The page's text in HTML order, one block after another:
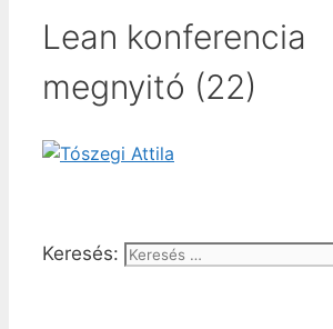
Lean konferencia
megnyitó (22)
Keresés: